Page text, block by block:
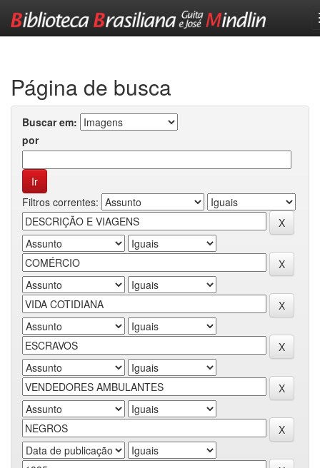
Página de busca
Buscar em:
por
Filtros correntes: